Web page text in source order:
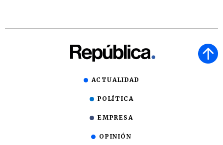
ACTUALIDAD
POLÍTICA
EMPRESA
OPINIÓN